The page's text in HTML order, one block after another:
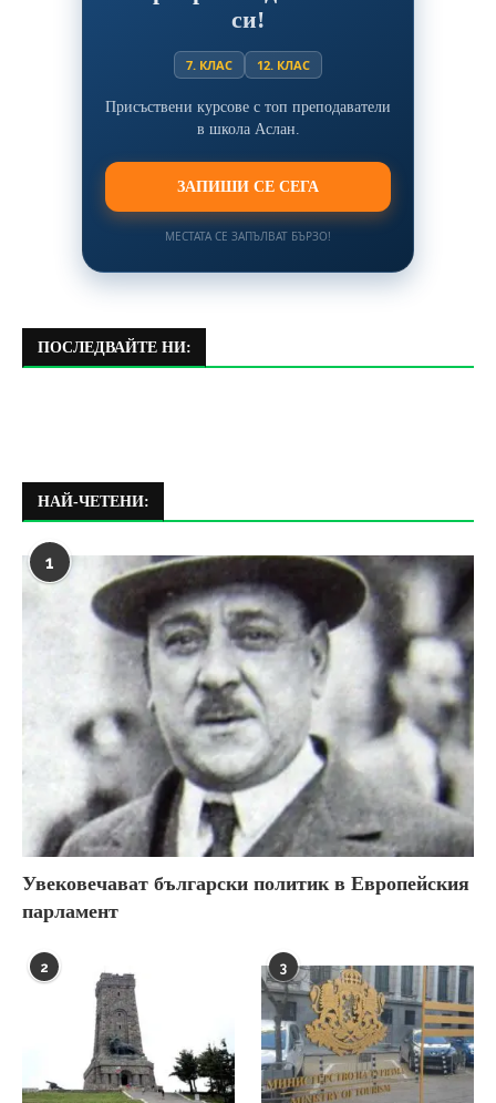
си!
7. КЛАС 12. КЛАС
Присъствени курсове с топ преподаватели
в школа Аслан.
ЗАПИШИ СЕ СЕГА
МЕСТАТА СЕ ЗАПЪЛВАТ БЪРЗО!
ПОСЛЕДВАЙТЕ НИ:
НАЙ-ЧЕТЕНИ:
1
Увековечават български политик в Европейския
парламент
2 3